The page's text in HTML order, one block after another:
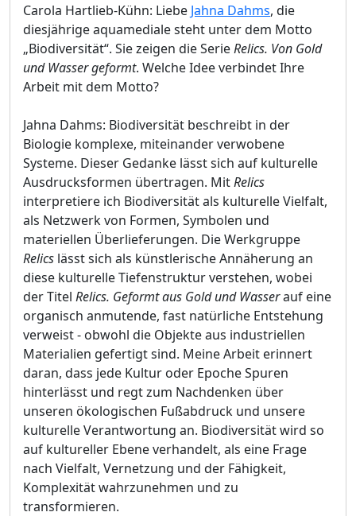
Carola Hartlieb-Kühn: Liebe Jahna Dahms, die
diesjährige aquamediale steht unter dem Motto
„Biodiversität“. Sie zeigen die SerieRelics. Von Gold
und Wasser geformt. Welche Idee verbindet Ihre
Arbeit mit dem Motto?
Jahna Dahms: Biodiversität beschreibt in der
Biologie komplexe, miteinander verwobene
Systeme. Dieser Gedanke lässt sich auf kulturelle
Ausdrucksformen übertragen. MitRelics
interpretiere ich Biodiversität als kulturelle Vielfalt,
als Netzwerk von Formen, Symbolen und
materiellen Überlieferungen. Die Werkgruppe
Relics lässt sich als künstlerische Annäherung an
diese kulturelle Tiefenstruktur verstehen, wobei
der Titel Relics. Geformt aus Gold und Wasserauf eine
organisch anmutende, fast natürliche Entstehung
verweist - obwohl die Objekte aus industriellen
Materialien gefertigt sind. Meine Arbeit erinnert
daran, dass jede Kultur oder Epoche Spuren
hinterlässt und regt zum Nachdenken über
unseren ökologischen Fußabdruck und unsere
kulturelle Verantwortung an. Biodiversität wird so
auf kultureller Ebene verhandelt, als eine Frage
nach Vielfalt, Vernetzung und der Fähigkeit,
Komplexität wahrzunehmen und zu
transformieren.